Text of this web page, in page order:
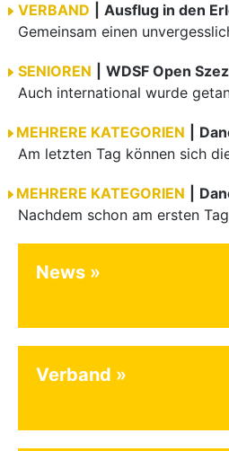
VERBAND
Ausflug in den
SENIOREN
WDSF Open
MEHRERE KATEGORIEN
MEHRERE KATEGORIEN
News
Verband